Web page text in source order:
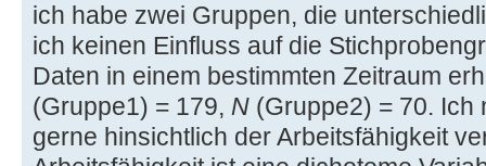
ich habe zwei Gruppen, die
ich keinen Einfluss auf die
Daten in einem bestimmten Zeitraum
(Gruppe1) = 179, N (Gruppe2) = 70. Ich
gerne hinsichtlich der Arbeitsfähigkeit